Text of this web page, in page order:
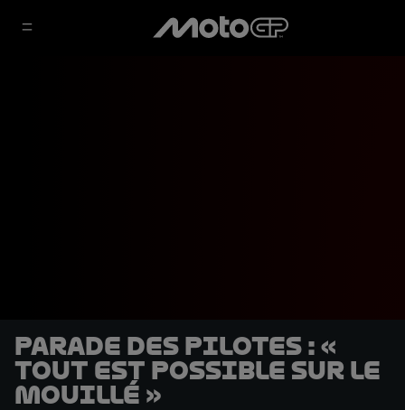
Parade des pilotes : «
Tout est possible sur le
mouillé »